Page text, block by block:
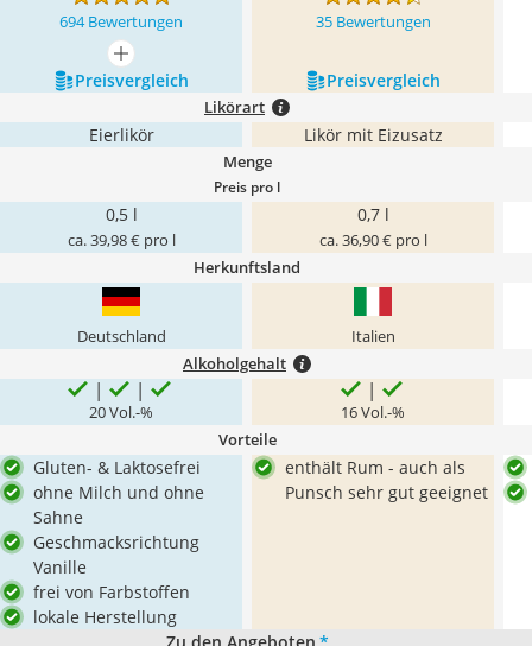
694 Bewertungen 35 Bewertungen
mehr anzeigen
Preis­vergleich
Preis­vergleich
Likörart
Eierlikör Likör mit Eizusatz
Menge
Preis pro l
0,5 l
ca. 39,98 € pro l
0,7 l
ca. 36,90 € pro l
Herkunftsland
Deutschland Italien
Alkoholgehalt
20 Vol.-% 16 Vol.-%
Vorteile
Gluten- & Laktosefrei
ohne Milch und ohne
Sahne
Geschmacksrichtung
Vanille
frei von Farbstoffen
lokale Herstellung
enthält Rum - auch als
Punsch sehr gut geeignet